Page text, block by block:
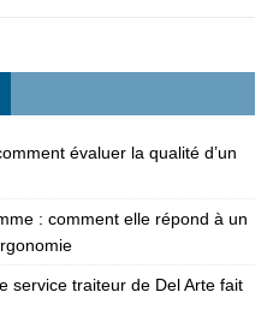
évaluer la qualité d’un
: comment elle répond à un
service traiteur de Del Arte fait